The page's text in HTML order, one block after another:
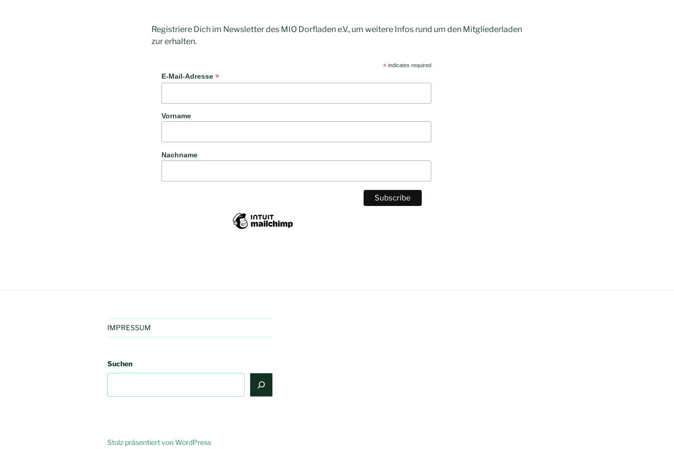
Registriere Dich im Newsletter des MIO Dorfladen e.V., um weitere Infos rund um den Mitgliederladen
zur erhalten.
*indicates required
E-Mail-Adresse *
Vorname
Nachname
IMPRESSUM
Suchen
Stolz präsentiert von WordPress